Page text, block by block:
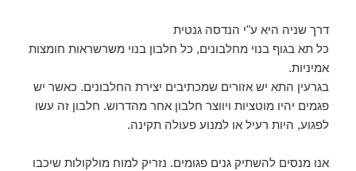
דרך שניה היא ע"י הנדסה גנטית
כל תא בגוף בנוי מחלבונים, כל חלבון בנוי משרשראות חומצות
אמיניות.
בגרעין התא יש אזורים שמכתיבים יצירת החלבונים. כאשר יש
פגמים יהיו מוטציות ויווצר חלבון אחר מהדרוש. חלבון זה עשו
לפגוע, היות רעיל או למנוע פעולה תקינה.
אנו מנסים להשתיק גנים פגומים. נזריק למוח מולקולות שיכבו